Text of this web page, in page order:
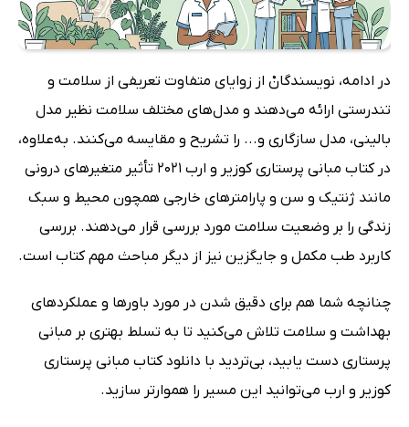
در ادامه، نویسندگانْ از زوایای متفاوت تعریفی از سلامت و
تندرستی ارائه می‌دهند و مدل‌های مختلف سلامت نظیر مدل
بالینی، مدل سازگاری و... را تشریح و مقایسه می‌کنند. به‌علاوه،
در کتاب مبانی پرستاری کوزیر و ارب 2021 تأثیر متغیرهای درونی
مانند ژنتیک و سن و پارامترهای خارجی همچون محیط و سبک
زندگی را بر وضعیت سلامت مورد بررسی قرار می‌دهند. بررسی
کاربرد طب مکمل و جایگزین نیز از دیگر مباحث مهم کتاب است.
چنانچه شما هم برای دقیق شدن در مورد باورها و عملکردهای
بهداشت و سلامت تلاش می‌کنید تا به تسلط بهتری بر مبانی
پرستاری دست یابید، بی‌تردید با دانلود کتاب مبانی پرستاری
کوزیر و ارب می‌توانید این مسیر را هموارتر سازید.